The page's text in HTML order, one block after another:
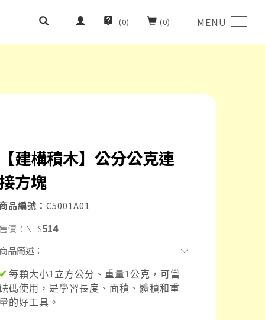
MENU
(0)
(0)
建構積木】公分公克連
方塊
品編號： C5001A01
價： NT$514
品簡述：
每顆大小1立方公分、重量1公克，可當
碼使用，是學習長度、面積、體積和重
的好工具。